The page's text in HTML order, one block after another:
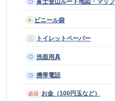
◎ 富士登山ルート地図・マップ
○ ビニール袋
△ トイレットペーパー
◎ 洗面用具
◎ 携帯電話
必須 お金（100円玉など）